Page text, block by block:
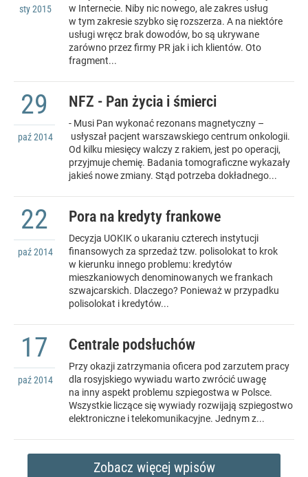
sty2015
w Internecie. Niby nic nowego, ale zakres usług
w tym zakresie szybko się rozszerza. A na niektóre
usługi wręcz brak dowodów, bo są ukrywane
zarówno przez firmy PR jak i ich klientów. Oto
fragment...
NFZ - Pan życia i śmierci
29
paź2014
- Musi Pan wykonać rezonans magnetyczny –
usłyszał pacjent warszawskiego centrum onkologii.
Od kilku miesięcy walczy z rakiem, jest po operacji,
przyjmuje chemię. Badania tomograficzne wykazały
jakieś nowe zmiany. Stąd potrzeba dokładnego...
Pora na kredyty frankowe
22
paź2014
Decyzja UOKIK o ukaraniu czterech instytucji
finansowych za sprzedaż tzw. polisolokat to krok
w kierunku innego problemu: kredytów
mieszkaniowych denominowanych we frankach
szwajcarskich. Dlaczego? Ponieważ w przypadku
polisolokat i kredytów...
Centrale podsłuchów
17
paź2014
Przy okazji zatrzymania oficera pod zarzutem pracy
dla rosyjskiego wywiadu warto zwrócić uwagę
na inny aspekt problemu szpiegostwa w Polsce.
Wszystkie liczące się wywiady rozwijają szpiegostwo
elektroniczne i telekomunikacyjne. Jednym z...
Zobacz więcej wpisów